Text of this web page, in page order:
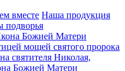
вместе Наша продукция
подворья
Божией Матери
мощей святого пророка
святителя Николая,
Божией Матери